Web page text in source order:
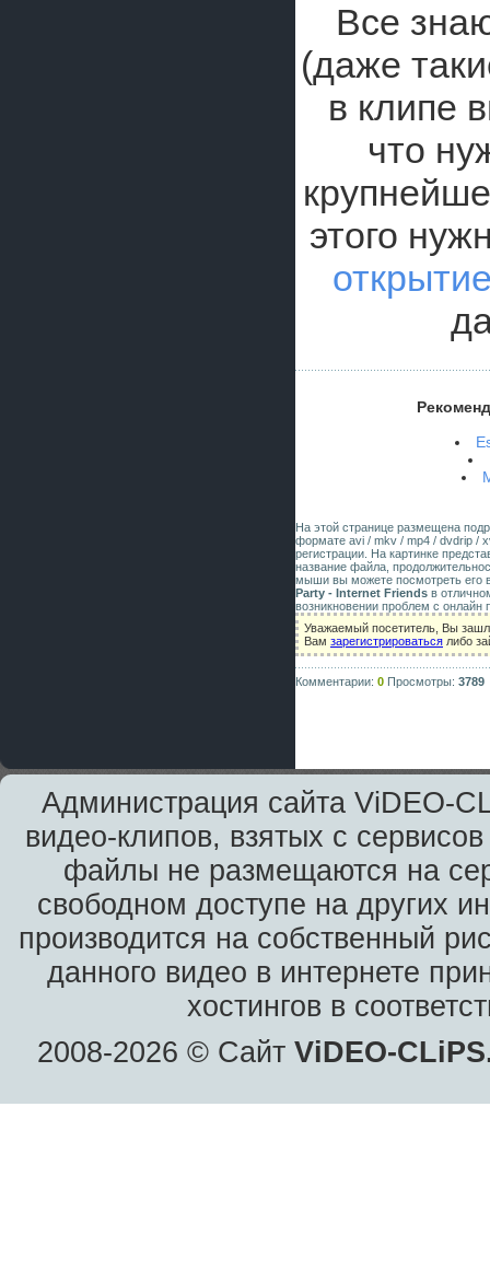
Все
(даже
в клипе
что
этого
На этой странице размещена
формате avi / mkv / mp4 / dvdrip /
регистрации. На картинке
название файла,
мыши вы можете посмотреть его
Party - Internet Friends в
возникновении проблем с
Уважаемый посетитель, Вы
Вам зарегистрироваться либо
Комментарии: 0 Просмотры: 3789
Администрация сайта ViDEO-
видео-клипов, взятых с
файлы не размещаются на
свободном доступе на других
производится на собственный
данного видео в интернете
хостингов в
2008-2026 © Сайт ViDEO-